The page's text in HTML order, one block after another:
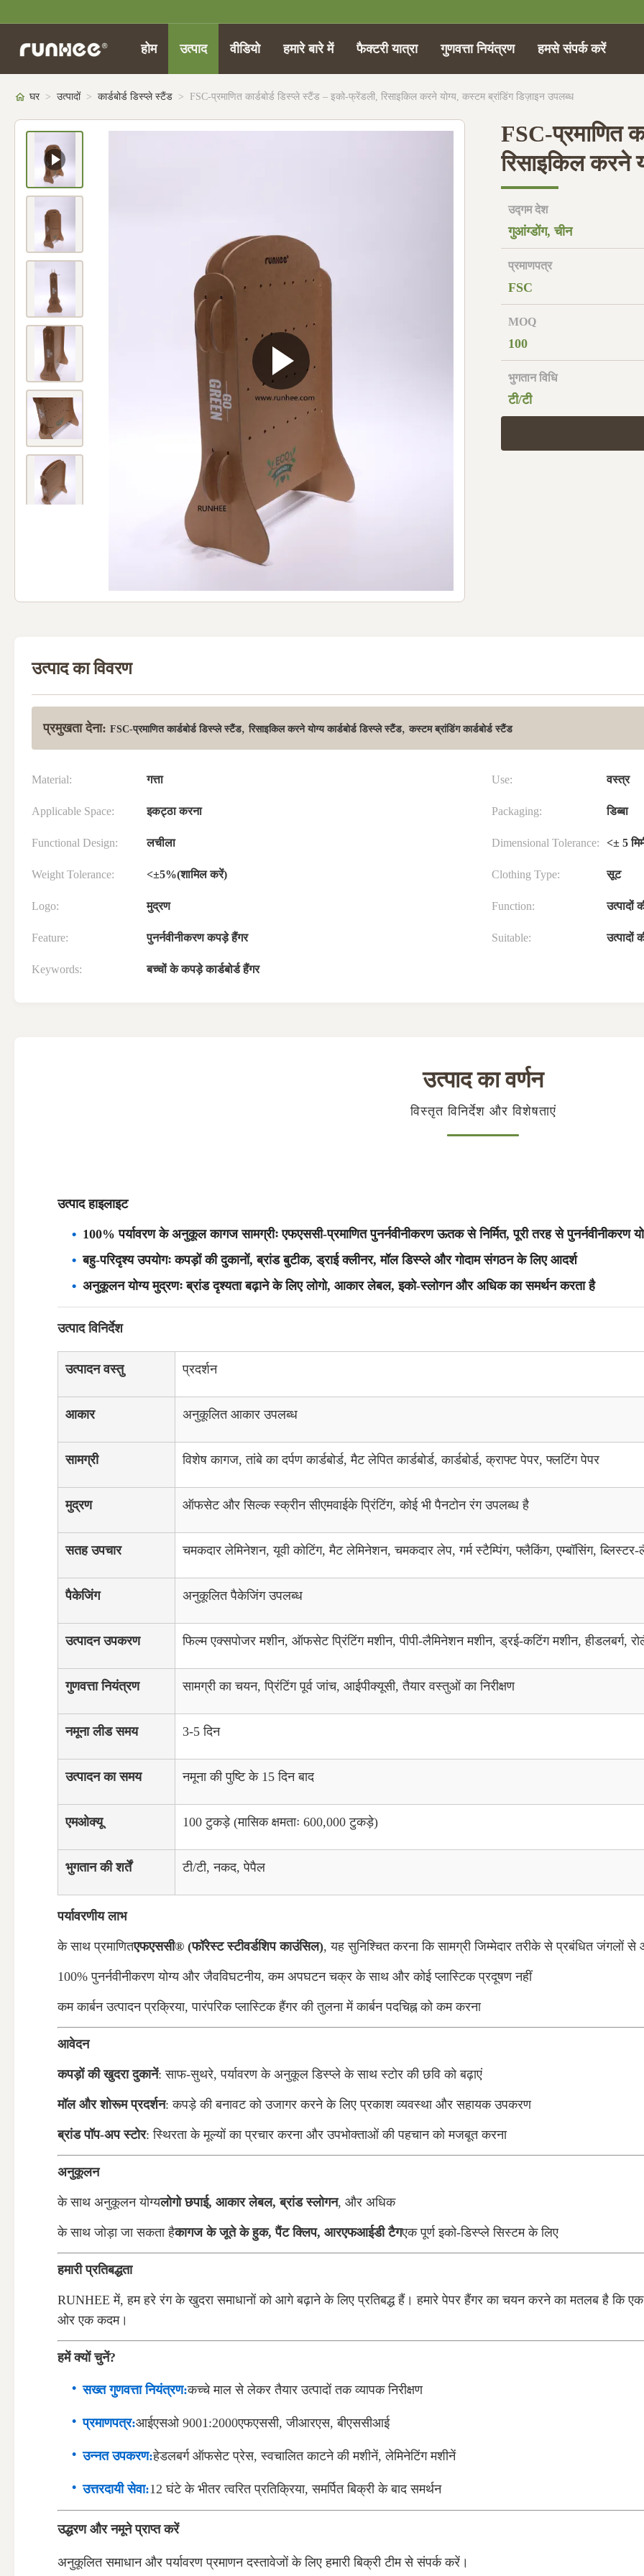
होम उत्पाद वीडियो हमारे बारे में फैक्टरी यात्रा गुणवत्ता नियंत्रण हमसे संपर्क करें
घर > उत्पादों > कार्डबोर्ड डिस्प्ले स्टैंड > FSC-प्रमाणित कार्डबोर्ड डिस्प्ले स्टैंड – इको-फ्रेंडली, रिसाइकिल करने योग्य, कस्टम ब्रांडिंग डिज़ाइन उपलब्ध
FSC-प्रमाणित
रिसाइकिल करने
उद्गम देश
गुआंग्डोंग, चीन
प्रमाणपत्र
FSC
MOQ
100
भुगतान विधि
टी/टी
उत्पाद का विवरण
प्रमुखता देना: FSC-प्रमाणित कार्डबोर्ड डिस्प्ले स्टैंड,रिसाइकिल करने योग्य कार्डबोर्ड डिस्प्ले स्टैंड,कस्टम ब्रांडिंग कार्डबोर्ड स्टैंड
Material: गत्ता Use: वस्त्र
Applicable Space: इकट्ठा करना Packaging: डिब्बा
Functional Design: लचीला Dimensional Tolerance: <± 5
Weight Tolerance: <±5%(शामिल करें) Clothing Type: सूट
Logo: मुद्रण Function: उत्पादों
Feature: पुनर्नवीनीकरण कपड़े हैंगर Suitable: उत्पादों
Keywords: बच्चों के कपड़े कार्डबोर्ड हैंगर
उत्पाद का वर्णन
विस्तृत विनिर्देश और विशेषताएं
उत्पाद हाइलाइट
100% पर्यावरण के अनुकूल कागज सामग्रीः एफएससी-प्रमाणित पुनर्नवीनीकरण ऊतक से निर्मित, पूरी तरह से पुनर्नवीनीकरण
बहु-परिदृश्य उपयोगः कपड़ों की दुकानों, ब्रांड बुटीक, ड्राई क्लीनर, मॉल डिस्प्ले और गोदाम संगठन के लिए आदर्श
अनुकूलन योग्य मुद्रणः ब्रांड दृश्यता बढ़ाने के लिए लोगो, आकार लेबल, इको-स्लोगन और अधिक का समर्थन करता है
उत्पाद विनिर्देश
उत्पादन वस्तु प्रदर्शन
आकार अनुकूलित आकार उपलब्ध
सामग्री विशेष कागज, तांबे का दर्पण कार्डबोर्ड, मैट लेपित कार्डबोर्ड, कार्डबोर्ड, क्राफ्ट पेपर, फ्लटिंग पेपर
मुद्रण ऑफसेट और सिल्क स्क्रीन सीएमवाईके प्रिंटिंग, कोई भी पैनटोन रंग उपलब्ध है
सतह उपचार चमकदार लेमिनेशन, यूवी कोटिंग, मैट लेमिनेशन, चमकदार लेप, गर्म स्टैम्पिंग, फ्लैकिंग, एम्बॉसिंग, ब्लिस्टर-
पैकेजिंग अनुकूलित पैकेजिंग उपलब्ध
उत्पादन उपकरण फिल्म एक्सपोजर मशीन, ऑफसेट प्रिंटिंग मशीन, पीपी-लैमिनेशन मशीन, ड्रई-कटिंग मशीन, हीडलबर्ग,
गुणवत्ता नियंत्रण सामग्री का चयन, प्रिंटिंग पूर्व जांच, आईपीक्यूसी, तैयार वस्तुओं का निरीक्षण
नमूना लीड समय 3-5 दिन
उत्पादन का समय नमूना की पुष्टि के 15 दिन बाद
एमओक्यू 100 टुकड़े (मासिक क्षमताः 600,000 टुकड़े)
भुगतान की शर्तें टी/टी, नकद, पेपैल
पर्यावरणीय लाभ
के साथ प्रमाणितएफएससी® (फॉरेस्ट स्टीवर्डशिप काउंसिल), यह सुनिश्चित करना कि सामग्री जिम्मेदार तरीके से प्रबंधित जंगलों से
100% पुनर्नवीनीकरण योग्य और जैवविघटनीय, कम अपघटन चक्र के साथ और कोई प्लास्टिक प्रदूषण नहीं
कम कार्बन उत्पादन प्रक्रिया, पारंपरिक प्लास्टिक हैंगर की तुलना में कार्बन पदचिह्न को कम करना
आवेदन
कपड़ों की खुदरा दुकानें: साफ-सुथरे, पर्यावरण के अनुकूल डिस्प्ले के साथ स्टोर की छवि को बढ़ाएं
मॉल और शोरूम प्रदर्शन: कपड़े की बनावट को उजागर करने के लिए प्रकाश व्यवस्था और सहायक उपकरण
ब्रांड पॉप-अप स्टोर: स्थिरता के मूल्यों का प्रचार करना और उपभोक्ताओं की पहचान को मजबूत करना
अनुकूलन
के साथ अनुकूलन योग्यलोगो छपाई, आकार लेबल, ब्रांड स्लोगन, और अधिक
के साथ जोड़ा जा सकता हैकागज के जूते के हुक, पैंट क्लिप, आरएफआईडी टैगएक पूर्ण इको-डिस्प्ले सिस्टम के लिए
हमारी प्रतिबद्धता
RUNHEE में, हम हरे रंग के खुदरा समाधानों को आगे बढ़ाने के लिए प्रतिबद्ध हैं। हमारे पेपर हैंगर का चयन करने का मतलब है कि
ओर एक कदम।
हमें क्यों चुनें?
सख्त गुणवत्ता नियंत्रण:कच्चे माल से लेकर तैयार उत्पादों तक व्यापक निरीक्षण
प्रमाणपत्र:आईएसओ 9001:2000एफएससी, जीआरएस, बीएससीआई
उन्नत उपकरण:हेडलबर्ग ऑफसेट प्रेस, स्वचालित काटने की मशीनें, लेमिनेटिंग मशीनें
उत्तरदायी सेवा:12 घंटे के भीतर त्वरित प्रतिक्रिया, समर्पित बिक्री के बाद समर्थन
उद्धरण और नमूने प्राप्त करें
अनुकूलित समाधान और पर्यावरण प्रमाणन दस्तावेजों के लिए हमारी बिक्री टीम से संपर्क करें।